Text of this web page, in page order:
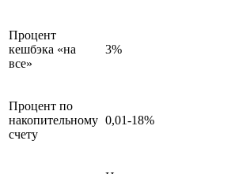
Процент
кешбэка «на
все»
3%
Процент по
накопительному
счету
0,01-18%